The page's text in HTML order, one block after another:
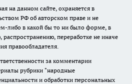
на данном сайте, охраняется в
РФ об авторском праве и не
либо в какой бы то ни было форме, в
переработке не иначе
правообладателя.
за комментарии
рубрики "народные
и обработки персональных